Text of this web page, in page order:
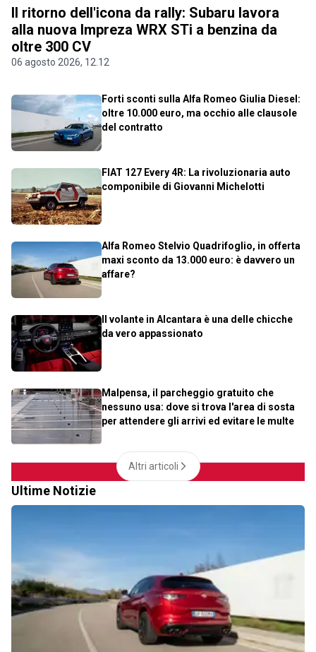
Il ritorno dell'icona da rally: Subaru lavora
alla nuova Impreza WRX STi a benzina da
oltre 300 CV
06 agosto 2026, 12.12
Forti sconti sulla Alfa Romeo Giulia Diesel:
oltre 10.000 euro, ma occhio alle clausole
del contratto
FIAT 127 Every 4R: La rivoluzionaria auto
componibile di Giovanni Michelotti
Alfa Romeo Stelvio Quadrifoglio, in offerta
maxi sconto da 13.000 euro: è davvero un
affare?
Il volante in Alcantara è una delle chicche
da vero appassionato
Malpensa, il parcheggio gratuito che
nessuno usa: dove si trova l'area di sosta
per attendere gli arrivi ed evitare le multe
Altri articoli
Ultime Notizie